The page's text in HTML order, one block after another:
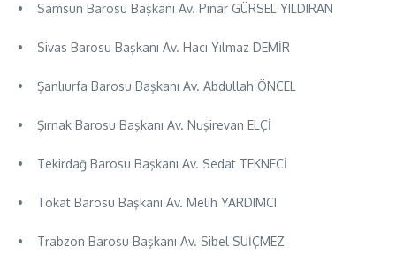
• Samsun Barosu Başkanı Av. Pınar GÜRSEL YILDIRAN
• Sivas Barosu Başkanı Av. Hacı Yılmaz DEMİR
• Şanlıurfa Barosu Başkanı Av. Abdullah ÖNCEL
• Şırnak Barosu Başkanı Av. Nuşirevan ELÇİ
• Tekirdağ Barosu Başkanı Av. Sedat TEKNECİ
• Tokat Barosu Başkanı Av. Melih YARDIMCI
• Trabzon Barosu Başkanı Av. Sibel SUİÇMEZ